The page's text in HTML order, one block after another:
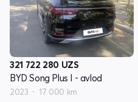
321 722 280 UZS
BYD Song Plus I - avlod
2023 17 000 km